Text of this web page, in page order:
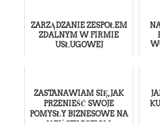
ZARZĄDZANIE ZESPOŁEM
ZDALNYM W FIRMIE
USŁUGOWEJ
ZASTANAWIAM SIĘ, JAK
PRZENIEŚĆ SWOJE
POMYSŁY BIZNESOWE NA
WYŻSZY POZIOM